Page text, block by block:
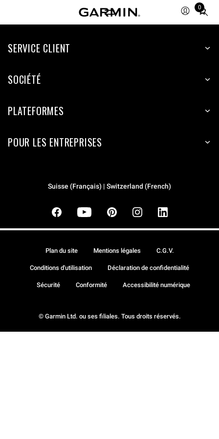
0
Total
SERVICE CLIENT
SOCIÉTÉ
PLATEFORMES
POUR LES ENTREPRISES
Suisse (Français) | Switzerland (French)
© Garmin Ltd. ou ses filiales. Tous droits réservés.
Plan du site Mentions légales C.G.V.
Conditions d'utilisation Déclaration de confidentialité
Sécurité Conformité Accessibilité numérique